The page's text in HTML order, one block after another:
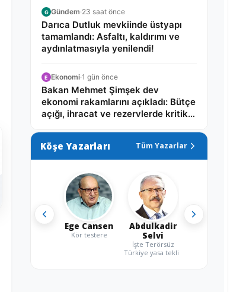
G Gündem·23 saat önce
Darıca Dutluk mevkiinde üstyapı
tamamlandı: Asfaltı, kaldırımı ve
aydınlatmasıyla yenilendi!
E Ekonomi·1 gün önce
Bakan Mehmet Şimşek dev
ekonomi rakamlarını açıkladı: Bütçe
açığı, ihracat ve rezervlerde kritik
Köşe Yazarları Tüm Yazarlar
Ege Cansen
Kör testere
Abdulkadir
Selvi
İşte Terörsüz
Türkiye yasa teklifi